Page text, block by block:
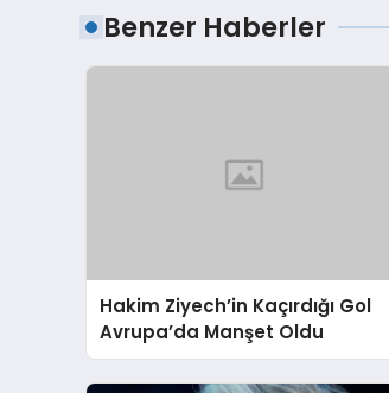
Benzer Haberler
Hakim Ziyech’in Kaçırdığı Gol
Avrupa’da Manşet Oldu